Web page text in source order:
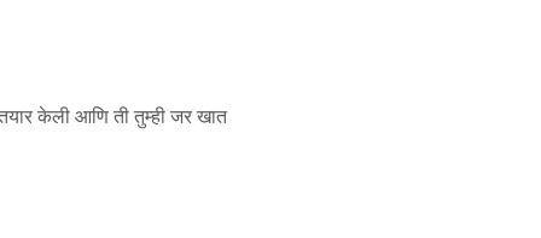
केली आणि ती तुम्ही जर खात